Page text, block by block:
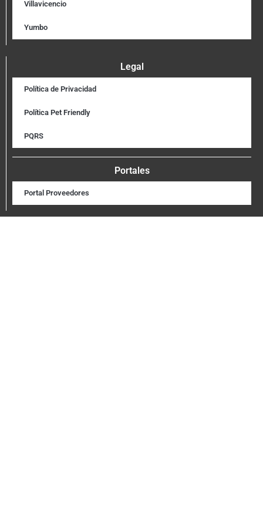
Villavicencio
Yumbo
Legal
Política de Privacidad
Política Pet Friendly
PQRS
Portales
Portal Proveedores